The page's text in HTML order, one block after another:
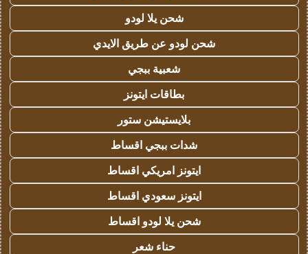
شحن يلا لودو
شحن لودو عن طريق الايدي
شعبية ببجي
بطاقات ايتونز
بلايستيشن ستور
شدات ببجي اقساط
ايتونز امريكي اقساط
ايتونز سعودي اقساط
شحن يلا لودو اقساط
حناء شعر